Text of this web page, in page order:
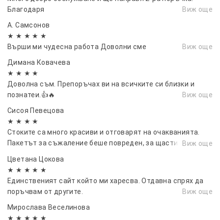
Auto power off Auto power off in 2minute if no input
in test mode
Консумация на енергия 150mA(+350mA when IR LED
lights up
Low-Battery Alert 4.2-4.5V
Интрефейс TV out (NTSC/PAL);USB; SD card slot; 6V
DC External
Закрепване Каишка, Статив
Waterproof IP65
Работна температура —22~+158°F/-30 ~+70°C
Влажност на околната среда 5% ~ 95%
Certificate CE & FCC & ROHS
Благодаря
Виж още
А. Самсонов
★ ★ ★ ★ ★
Върши ми чудесна работа Доволни сме
Виж още
Димана Ковачева
★ ★ ★ ★
Доволна съм. Препоръчах ви на всичките си близки и
познатеи.👍🔥
Виж още
Сисоя Певецова
★ ★ ★ ★
Стоките са много красиви и отговарят на очакванията.
Пакетът за съжаление беше повреден, за щастие стоките
Виж още
Цветана Цокова
★ ★ ★ ★ ★
Единственият сайт който ми харесва. Отдавна спрях да
поръчвам от другите.
Виж още
Мирослава Веселинова
★ ★ ★ ★ ★